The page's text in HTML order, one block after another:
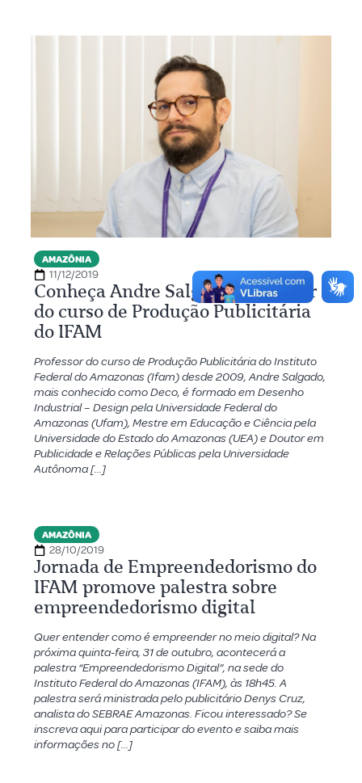
AMAZÔNIA
11/12/2019
Conheça Andre Salgado, professor
do curso de Produção Publicitária
do IFAM
Professor do curso de Produção Publicitária do Instituto
Federal do Amazonas (Ifam) desde 2009, Andre Salgado,
mais conhecido como Deco, é formado em Desenho
Industrial – Design pela Universidade Federal do
Amazonas (Ufam), Mestre em Educação e Ciência pela
Universidade do Estado do Amazonas (UEA) e Doutor em
Publicidade e Relações Públicas pela Universidade
Autônoma […]
AMAZÔNIA
28/10/2019
Jornada de Empreendedorismo do
IFAM promove palestra sobre
empreendedorismo digital
Quer entender como é empreender no meio digital? Na
próxima quinta-feira, 31 de outubro, acontecerá a
palestra “Empreendedorismo Digital”, na sede do
Instituto Federal do Amazonas (IFAM), às 18h45. A
palestra será ministrada pelo publicitário Denys Cruz,
analista do SEBRAE Amazonas. Ficou interessado? Se
inscreva aqui para participar do evento e saiba mais
informações no […]